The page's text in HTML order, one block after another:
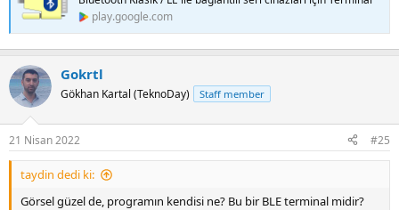
play.google.com
Gokrtl
Gökhan Kartal (TeknoDay) Staff member
21 Nisan 2022 #25
taydin dedi ki:
Görsel güzel de, programın kendisi ne? Bu bir BLE terminal midir?